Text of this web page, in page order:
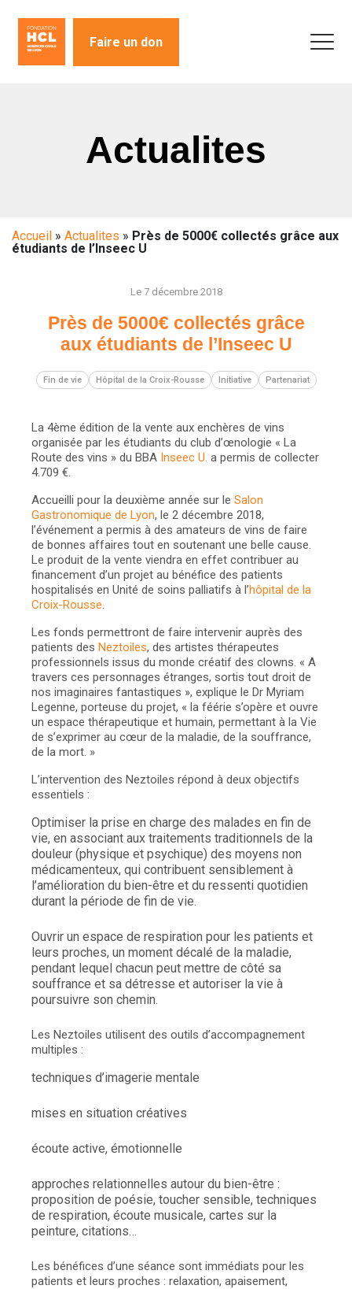
Faire un don
Actualites
Accueil » Actualites » Près de 5000€ collectés grâce aux
étudiants de l’Inseec U
Le 7 décembre 2018
Près de 5000€ collectés grâce
aux étudiants de l’Inseec U
Fin de vie Hôpital de la Croix-Rousse Initiative Partenariat
La 4ème édition de la vente aux enchères de vins
organisée par les étudiants du club d’œnologie « La
Route des vins » du BBA Inseec U. a permis de collecter
4.709 €.
Accueilli pour la deuxième année sur le Salon
Gastronomique de Lyon, le 2 décembre 2018,
l’événement a permis à des amateurs de vins de faire
de bonnes affaires tout en soutenant une belle cause.
Le produit de la vente viendra en effet contribuer au
financement d’un projet au bénéfice des patients
hospitalisés en Unité de soins palliatifs à l’hôpital de la
Croix-Rousse.
Les fonds permettront de faire intervenir auprès des
patients des Neztoiles, des artistes thérapeutes
professionnels issus du monde créatif des clowns. « A
travers ces personnages étranges, sortis tout droit de
nos imaginaires fantastiques », explique le Dr Myriam
Legenne, porteuse du projet, « la féérie s’opère et ouvre
un espace thérapeutique et humain, permettant à la Vie
de s’exprimer au cœur de la maladie, de la souffrance,
de la mort. »
L’intervention des Neztoiles répond à deux objectifs
essentiels :
Optimiser la prise en charge des malades en fin de
vie, en associant aux traitements traditionnels de la
douleur (physique et psychique) des moyens non
médicamenteux, qui contribuent sensiblement à
l’amélioration du bien-être et du ressenti quotidien
durant la période de fin de vie.
Ouvrir un espace de respiration pour les patients et
leurs proches, un moment décalé de la maladie,
pendant lequel chacun peut mettre de côté sa
souffrance et sa détresse et autoriser la vie à
poursuivre son chemin.
Les Neztoiles utilisent des outils d’accompagnement
multiples :
techniques d’imagerie mentale
mises en situation créatives
écoute active, émotionnelle
approches relationnelles autour du bien-être :
proposition de poésie, toucher sensible, techniques
de respiration, écoute musicale, cartes sur la
peinture, citations…
Les bénéfices d’une séance sont immédiats pour les
patients et leurs proches : relaxation, apaisement,